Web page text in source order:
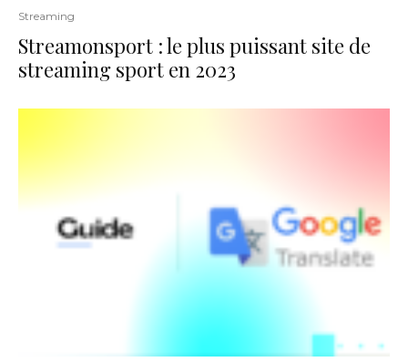
Streaming
Streamonsport : le plus puissant site de
streaming sport en 2023